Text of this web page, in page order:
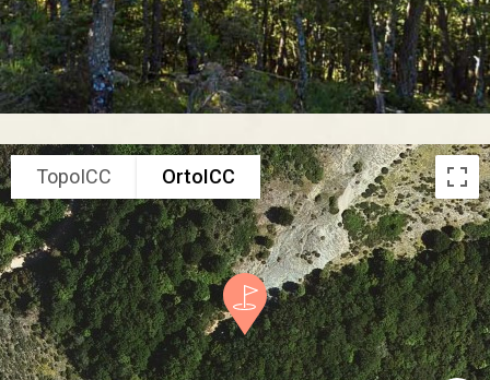
TopoICC OrtoICC